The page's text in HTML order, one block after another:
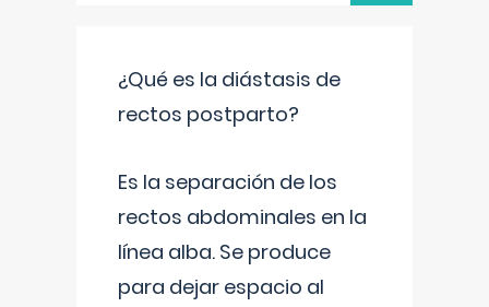
¿Qué es la diástasis de
rectos postparto?
Es la separación de los
rectos abdominales en la
línea alba. Se produce
para dejar espacio al